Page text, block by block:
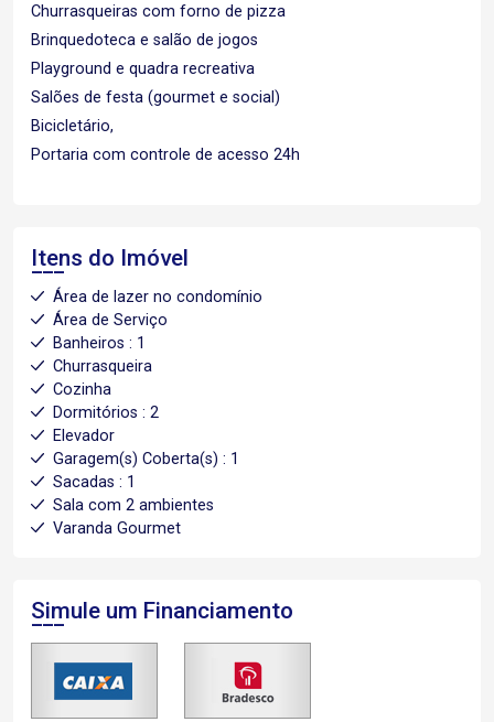
Churrasqueiras com forno de pizza
Brinquedoteca e salão de jogos
Playground e quadra recreativa
Salões de festa (gourmet e social)
Bicicletário,
Portaria com controle de acesso 24h
Itens do Imóvel
Área de lazer no condomínio
Área de Serviço
Banheiros : 1
Churrasqueira
Cozinha
Dormitórios : 2
Elevador
Garagem(s) Coberta(s) : 1
Sacadas : 1
Sala com 2 ambientes
Varanda Gourmet
Simule um Financiamento